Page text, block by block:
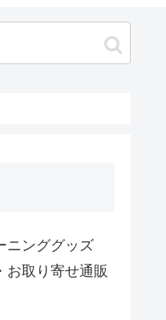
ニンググッズ
お取り寄せ通販